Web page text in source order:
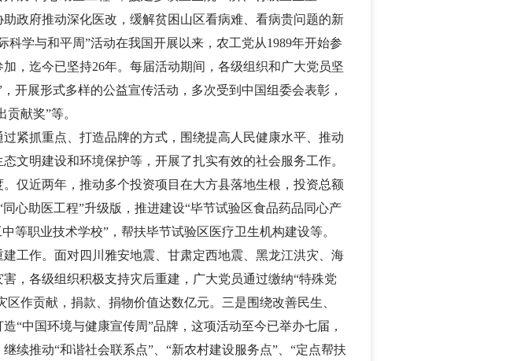
政府推动深化医改，缓解贫困山区看病难、看病贵问题的新
科学与和平周”活动在我国开展以来，农工党从1989年开始参
，迄今已坚持26年。每届活动期间，各级组织和广大党员坚
开展形式多样的公益宣传活动，多次受到中国组委会表彰，
献奖”等。
紧抓重点、打造品牌的方式，围绕提高人民健康水平、推动
文明建设和环境保护等，开展了扎实有效的社会服务工作。
仅近两年，推动多个投资项目在大方县落地生根，投资总额
心助医工程”升级版，推进建设“毕节试验区食品药品同心产
等职业技术学校”，帮扶毕节试验区医疗卫生机构建设等。
工作。面对四川雅安地震、甘肃定西地震、黑龙江洪灾、海
，各级组织积极支持灾后重建，广大党员通过缴纳“特殊党
区作贡献，捐款、捐物价值达数亿元。三是围绕改善民生、
“中国环境与健康宣传周”品牌，这项活动至今已举办七届，
续推动“和谐社会联系点”、“新农村建设服务点”、“定点帮扶